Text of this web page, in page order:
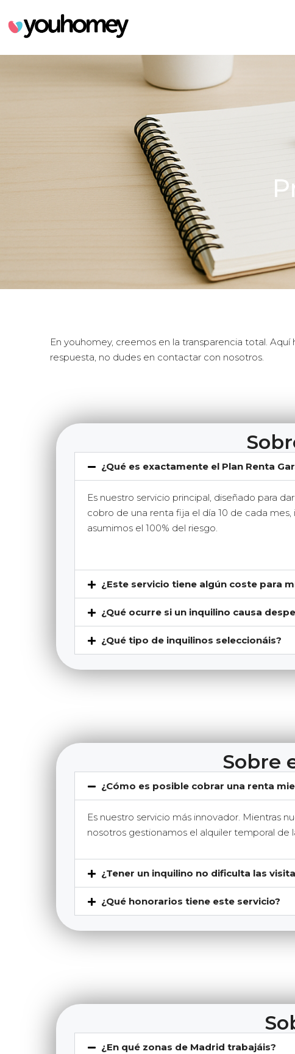
En youhomey, creemos en la transparencia total.
respuesta, no dudes en contactar con nosotros.
¿Qué es exactamente el Plan Renta
Es nuestro servicio principal, diseñado para
cobro de una renta fija el día 10 de cada
asumimos el 100% del riesgo.
¿Este servicio tiene algún coste para
¿Qué ocurre si un inquilino causa
¿Qué tipo de inquilinos seleccionáis?
Sobre
¿Cómo es posible cobrar una renta
Es nuestro servicio más innovador. Mientras
nosotros gestionamos el alquiler temporal de
¿Tener un inquilino no dificulta las
¿Qué honorarios tiene este servicio?
¿En qué zonas de Madrid trabajáis?